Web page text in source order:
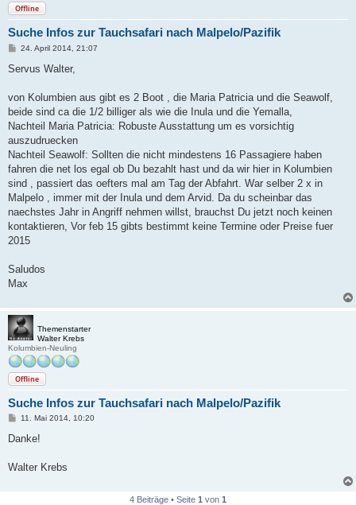
Offline
Suche Infos zur Tauchsafari nach Malpelo/Pazifik
B
i
a
24. April 2014, 21:07
Servus Walter,
von Kolumbien aus gibt es 2 Boot , die Maria Patricia und die Seawolf,
beide sind ca die 1/2 billiger als wie die Inula und die Yemalla,
Nachteil Maria Patricia: Robuste Ausstattung um es vorsichtig
auszudruecken
Nachteil Seawolf: Sollten die nicht mindestens 16 Passagiere haben
fahren die net los egal ob Du bezahlt hast und da wir hier in Kolumbien
sind , passiert das oefters mal am Tag der Abfahrt. War selber 2 x in
Malpelo , immer mit der Inula und dem Arvid. Da du scheinbar das
naechstes Jahr in Angriff nehmen willst, brauchst Du jetzt noch keinen
kontaktieren, Vor feb 15 gibts bestimmt keine Termine oder Preise fuer
2015
Saludos
Max
Themenstarter
Walter Krebs
Kolumbien-Neuling
Offline
Suche Infos zur Tauchsafari nach Malpelo/Pazifik
B
i
a
11. Mai 2014, 10:20
Danke!
Walter Krebs
4 Beiträge • Seite 1 von 1